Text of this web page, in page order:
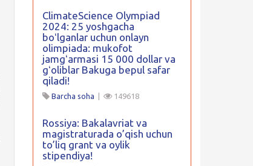
ClimateScience Olympiad
2024: 25 yoshgacha
boʻlganlar uchun onlayn
olimpiada: mukofot
jamgʻarmasi 15 000 dollar va
gʻoliblar Bakuga bepul safar
qiladi!
Barcha soha 149618
Rossiya: Bakalavriat va
magistraturada o’qish uchun
to’liq grant va oylik
stipendiya!